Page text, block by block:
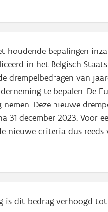
houdende bepalingen
in het Belgisch
drempelbedragen van
te bepalen. De
Deze nieuwe
31 december 2023.
nieuwe criteria dus
is dit bedrag verhoogd tot